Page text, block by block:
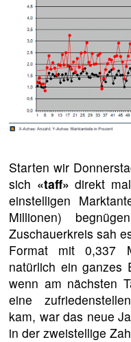
Starten wir
sich «taff» direkt
einstelligen
Millionen)
Zuschauerkreis sah
Format mit 0,337
natürlich ein ganzes
wenn am nächsten
eine
kam, war das neue
in der zweistellige